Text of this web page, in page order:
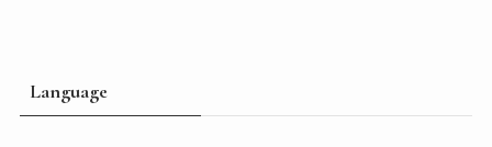
Language